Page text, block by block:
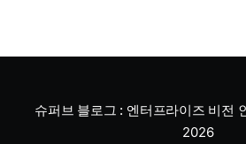
슈퍼브 블로그 : 엔터프라이즈 비전
2026